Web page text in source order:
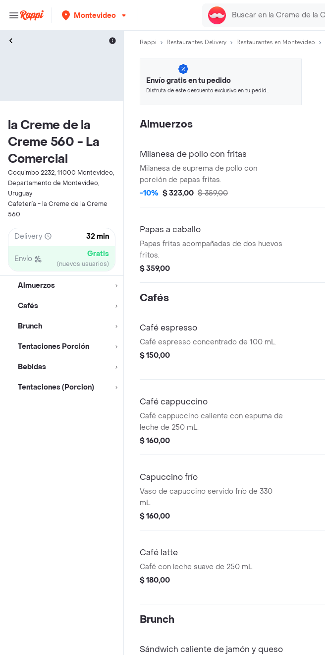
Montevideo
la Creme de la
Creme 560 - La
Comercial
Coquimbo 2232, 11000 Montevideo,
Departamento de Montevideo,
Uruguay
Cafetería - la Creme de la Creme
560
Delivery 32 min
Envío Gratis
(nuevos usuarios)
Almuerzos
Cafés
Brunch
Tentaciones Porción
Bebidas
Tentaciones (Porcion)
Rappi Restaurantes Delivery Restaurantes en Montevideo
Envío gratis en tu pedido
Disfruta de este descuento exclusivo en tu pedido
Almuerzos
Milanesa de pollo con fritas
Milanesa de suprema de pollo con
porción de papas fritas.
-10% $ 323,00 $ 359,00
Papas a caballo
Papas fritas acompañadas de dos huevos
fritos.
$ 359,00
Cafés
Café espresso
Café espresso concentrado de 100 mL.
$ 150,00
Café cappuccino
Café cappuccino caliente con espuma de
leche de 250 mL.
$ 160,00
Capuccino frío
Vaso de capuccino servido frío de 330
mL.
$ 160,00
Café latte
Café con leche suave de 250 mL.
$ 180,00
Brunch
Sándwich caliente de jamón y queso